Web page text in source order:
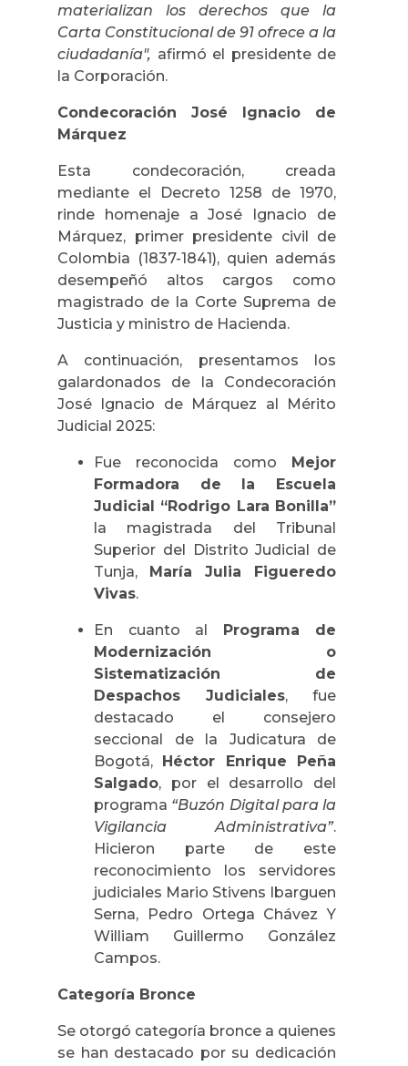
materializan los derechos que la
Carta Constitucional de 91 ofrece a la
ciudadanía", afirmó el presidente de
la Corporación.
Condecoración José Ignacio de
Márquez
Esta condecoración, creada
mediante el Decreto 1258 de 1970,
rinde homenaje a José Ignacio de
Márquez, primer presidente civil de
Colombia (1837-1841), quien además
desempeñó altos cargos como
magistrado de la Corte Suprema de
Justicia y ministro de Hacienda.
A continuación, presentamos los
galardonados de la Condecoración
José Ignacio de Márquez al Mérito
Judicial 2025:
Fue reconocida como Mejor
Formadora de la Escuela
Judicial “Rodrigo Lara Bonilla”
la magistrada del Tribunal
Superior del Distrito Judicial de
Tunja, María Julia Figueredo
Vivas.
En cuanto al Programa de
Modernización o
Sistematización de
Despachos Judiciales, fue
destacado el consejero
seccional de la Judicatura de
Bogotá, Héctor Enrique Peña
Salgado, por el desarrollo del
programa “Buzón Digital para la
Vigilancia Administrativa”.
Hicieron parte de este
reconocimiento los servidores
judiciales Mario Stivens Ibarguen
Serna, Pedro Ortega Chávez Y
William Guillermo González
Campos.
Categoría Bronce
Se otorgó categoría bronce a quienes
se han destacado por su dedicación